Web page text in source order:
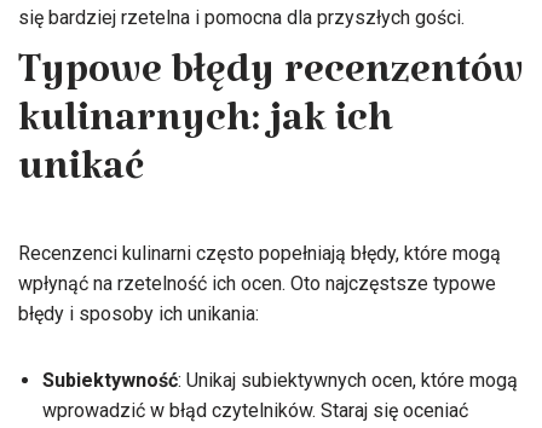
się bardziej rzetelna i pomocna dla przyszłych gości.
Typowe błędy recenzentów
kulinarnych: jak ich
unikać
Recenzenci kulinarni często popełniają błędy, które mogą
wpłynąć na rzetelność ich ocen. Oto najczęstsze typowe
błędy i sposoby ich unikania:
Subiektywność: Unikaj subiektywnych ocen, które mogą
wprowadzić w błąd czytelników. Staraj się oceniać